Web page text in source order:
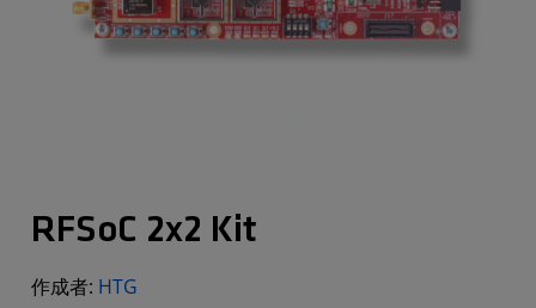
RFSoC 2x2 Kit
作成者: HTG